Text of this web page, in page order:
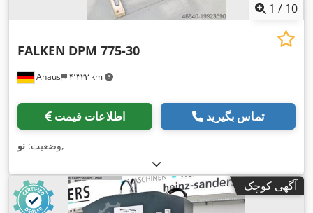
1 / 10
Ahaus ۴٬۳۲۳ km
FALKEN DPM 775-30
اطلاعات قیمت تماس بگیرید
وضعیت: نو ,
آگهی کوچک